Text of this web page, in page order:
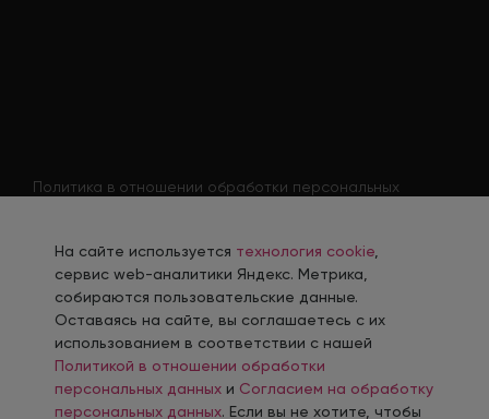
Политика в отношении обработки персональных
Согласие на обработку персональных данных
соискателя
Политика использования файлов cookie
Согласие на получение рекламной рассылки
На сайте используется технология cookie
сервис web-аналитики Яндекс. Метрика,
собираются пользовательские данные.
Оставаясь на сайте, вы соглашаетесь с их
использованием в соответствии с нашей
Политикой в отношении обработки
персональных данных и Согласием на обработку
персональных данных. Если вы не хотите, чтобы